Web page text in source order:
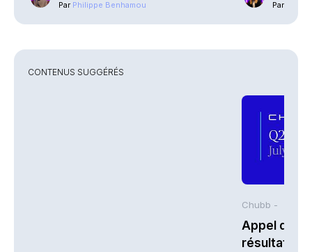
Par Philippe Benhamou
Par
CONTENUS SUGGÉRÉS
Chubb -
Appel de
résultats